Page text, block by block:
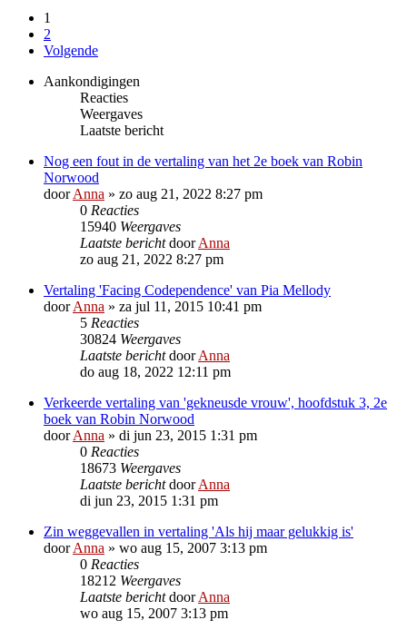
1
2
Volgende
Aankondigingen
Reacties
Weergaves
Laatste bericht
Nog een fout in de vertaling van het 2e boek van Robin
Norwood
doorAnna » zo aug 21, 2022 8:27 pm
0 Reacties
15940 Weergaves
Laatste berichtdoorAnna
zo aug 21, 2022 8:27 pm
Vertaling 'Facing Codependence' van Pia Mellody
doorAnna » za jul 11, 2015 10:41 pm
5 Reacties
30824 Weergaves
Laatste berichtdoorAnna
do aug 18, 2022 12:11 pm
Verkeerde vertaling van 'gekneusde vrouw', hoofdstuk 3, 2e
boek van Robin Norwood
doorAnna » di jun 23, 2015 1:31 pm
0 Reacties
18673 Weergaves
Laatste berichtdoorAnna
di jun 23, 2015 1:31 pm
Zin weggevallen in vertaling 'Als hij maar gelukkig is'
doorAnna » wo aug 15, 2007 3:13 pm
0 Reacties
18212 Weergaves
Laatste berichtdoorAnna
wo aug 15, 2007 3:13 pm